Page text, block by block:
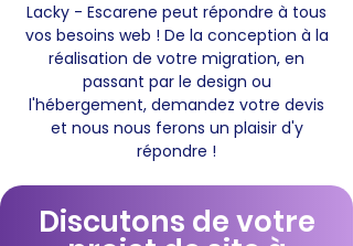
Lacky - Escarene peut répondre à tous
vos besoins web ! De la conception à la
réalisation de votre migration, en
passant par le design ou
l'hébergement, demandez votre devis
et nous nous ferons un plaisir d'y
répondre !
Discutons de votre